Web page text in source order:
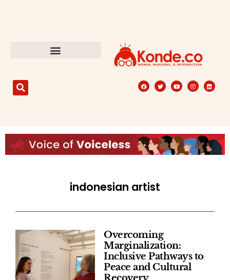
indonesian artist
Overcoming
Marginalization:
Inclusive Pathways to
Peace and Cultural